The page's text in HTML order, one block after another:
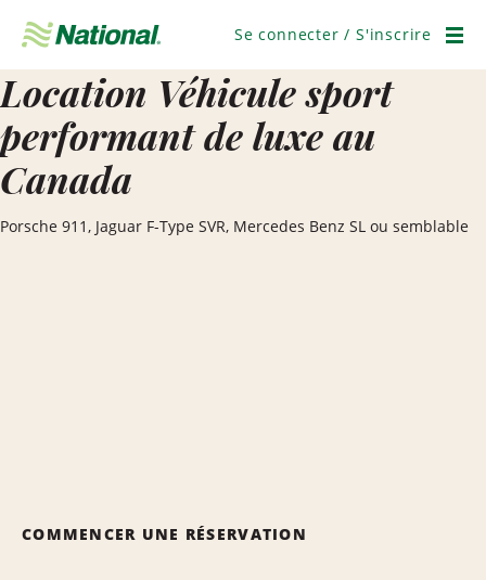
navigation
Se connecter / S'inscrire
Location Véhicule sport
performant de luxe au
Canada
Porsche 911, Jaguar F-Type SVR, Mercedes Benz SL ou semblable
COMMENCER UNE RÉSERVATION